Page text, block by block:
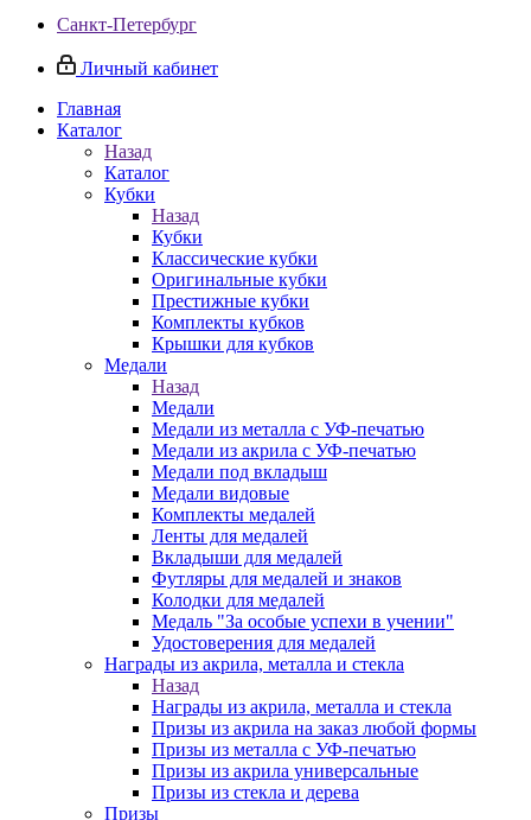
Санкт-Петербург
Личный кабинет
Главная
Каталог
Назад
Каталог
Кубки
Назад
Кубки
Классические кубки
Оригинальные кубки
Престижные кубки
Комплекты кубков
Крышки для кубков
Медали
Назад
Медали
Медали из металла с УФ-печатью
Медали из акрила с УФ-печатью
Медали под вкладыш
Медали видовые
Комплекты медалей
Ленты для медалей
Вкладыши для медалей
Футляры для медалей и знаков
Колодки для медалей
Медаль "За особые успехи в учении"
Удостоверения для медалей
Награды из акрила, металла и стекла
Назад
Награды из акрила, металла и стекла
Призы из акрила на заказ любой формы
Призы из металла с УФ-печатью
Призы из акрила универсальные
Призы из стекла и дерева
Призы